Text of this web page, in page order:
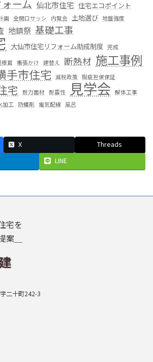
ーム 仙北市住宅 住宅エコポイント
画 全開口サッシ 内覧会 土地選び 地盤強度
地鎮祭 基礎工事
大仙市住宅リフォーム助成制度 完成
根葺 帳張かけ 建替え 断熱材 施工事例
手市住宅 減税政策 瑕疵担保保証
宅 耐力面材 耐震性 見学会 解体工事
加工 防蟻剤 電気配線
風呂
X
Threads
LINE
宅を
＿
二十町242-3